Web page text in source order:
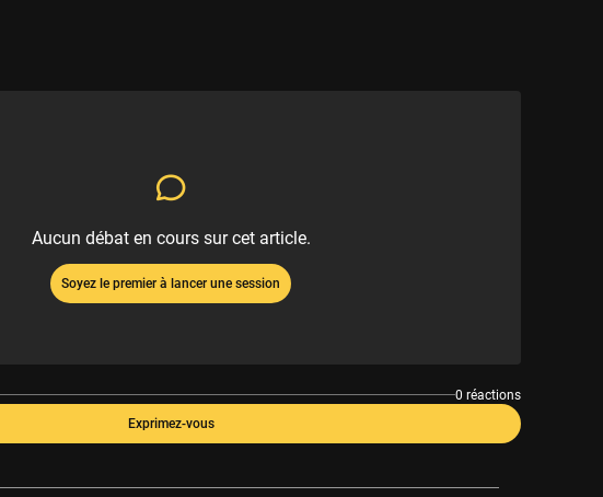
Aucun débat en cours sur cet article.
Soyez le premier à lancer une session
0 réactions
Exprimez-vous